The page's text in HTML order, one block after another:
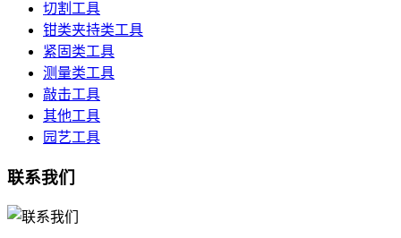
切割工具
钳类夹持类工具
紧固类工具
测量类工具
敲击工具
其他工具
园艺工具
联系我们